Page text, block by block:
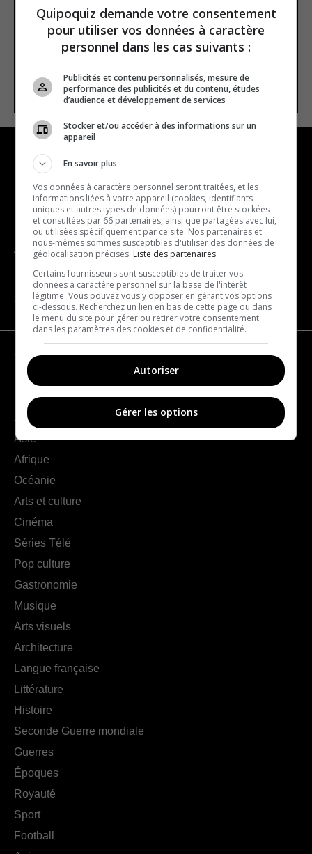
E-mail
S’INSCRIRE
NAVIGATION
Devenir partenaire
Nous joindre
À propos
CATÉGORIES
Géographie
France
Europe
Amériques
Asie
Afrique
Océanie
Arts et culture
Cinéma
Séries Télé
Pop culture
Gastronomie
Musique
Arts visuels
Architecture
Langue française
Littérature
Histoire
Seconde Guerre mondiale
Guerres
Époques
Royauté
Sport
Football
Quipoquiz demande votre consentement
pour utiliser vos données à caractère
personnel dans les cas suivants :
Publicités et contenu personnalisés, mesure de
performance des publicités et du contenu, études
d’audience et développement de services
Stocker et/ou accéder à des informations sur un
appareil
En savoir plus
Vos données à caractère personnel seront traitées, et les
informations liées à votre appareil (cookies, identifiants
uniques et autres types de données) pourront être stockées
et consultées par 66 partenaires, ainsi que partagées avec lui,
ou utilisées spécifiquement par ce site. Nos partenaires et
nous-mêmes sommes susceptibles d'utiliser des données de
géolocalisation précises. Liste des partenaires.
Certains fournisseurs sont susceptibles de traiter vos
données à caractère personnel sur la base de l'intérêt
légitime. Vous pouvez vous y opposer en gérant vos options
ci-dessous. Recherchez un lien en bas de cette page ou dans
le menu du site pour gérer ou retirer votre consentement
dans les paramètres des cookies et de confidentialité.
Autoriser
Gérer les options